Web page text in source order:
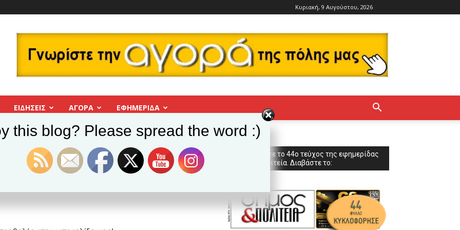
Κυριακή, 9 Αυγούστου, 2026
ΕΙΔΗΣΕΙΣ ΑΓΟΡΑ ΕΦΗΜΕΡΊΔΑ
& ΠΟΛΙΤΕΙΑ
Κυκλοφόρησε το 44ο τεύχος της εφημερίδας
Δήμος & Πολιτεία. Διαβάστε το:
this blog? Please spread the word :)